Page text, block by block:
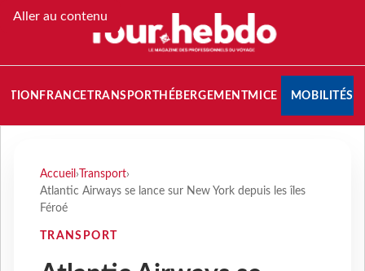
Aller au contenu
FRANCETRANSPORT HÉBERGEMENTMICE MOBILITÉS
Accueil › Transport›
Atlantic Airways se lance sur New York depuis les îles
Féroé
TRANSPORT